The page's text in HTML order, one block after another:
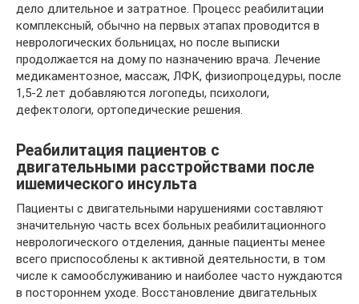
дело длительное и затратное. Процесс реабилитации
комплексный, обычно на первых этапах проводится в
неврологических больницах, но после выписки
продолжается на дому по назначению врача. Лечение
медикаментозное, массаж, ЛФК, физиопроцедуры, после
1,5-2 лет добавляются логопеды, психологи,
дефектологи, ортопедические решения.
Реабилитация пациентов с
двигательными расстройствами после
ишемического инсульта
Пациенты с двигательными нарушениями составляют
значительную часть всех больных реабилитационного
неврологического отделения, данные пациенты менее
всего приспособлены к активной деятельности, в том
числе к самообслуживанию и наиболее часто нуждаются
в постороннем уходе. Восстановление двигательных